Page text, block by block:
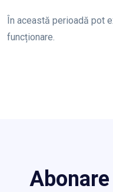
În această perioadă pot
funcționare.